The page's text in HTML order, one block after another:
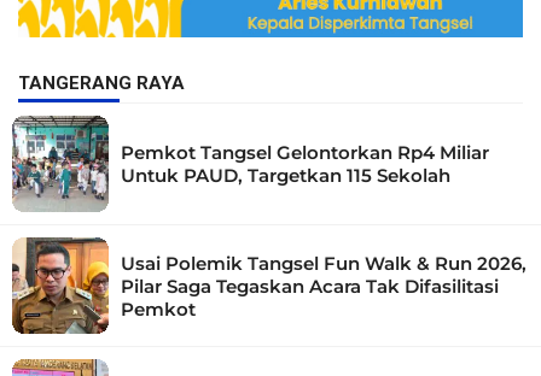
TANGERANG RAYA
Pemkot Tangsel Gelontorkan Rp4 Miliar
Untuk PAUD, Targetkan 115 Sekolah
Usai Polemik Tangsel Fun Walk & Run 2026,
Pilar Saga Tegaskan Acara Tak Difasilitasi
Pemkot